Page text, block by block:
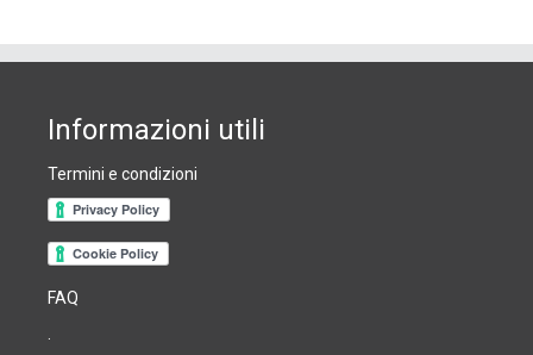
Informazioni utili
Termini e condizioni
FAQ